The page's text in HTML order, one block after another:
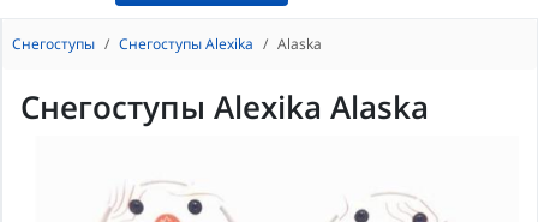
Снегоступы Снегоступы Alexika Alaska
Снегоступы Alexika Alaska